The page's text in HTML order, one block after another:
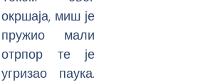
окршаја, миш је
пружио мали
отрпор те је
угризао паука.